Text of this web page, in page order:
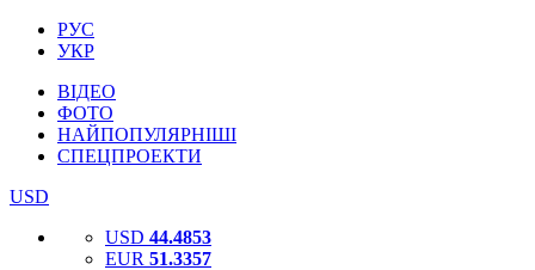
РУС
УКР
ВІДЕО
ФОТО
НАЙПОПУЛЯРНІШІ
СПЕЦПРОЕКТИ
USD
USD 44.4853
EUR 51.3357